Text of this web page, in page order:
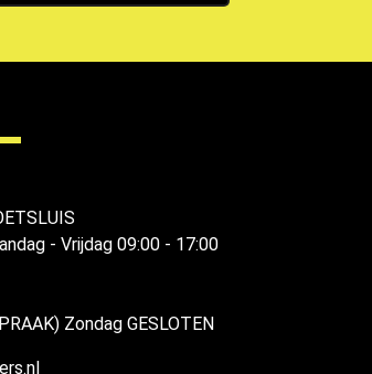
- Vrijdag 09:00 - 17:00
Zondag GESLOTEN